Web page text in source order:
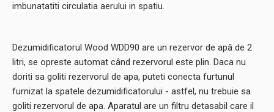
imbunatatiti circulatia aerului in spatiu.
Dezumidificatorul Wood WDD90 are un rezervor de apă de 2
litri, se opreste automat când rezervorul este plin. Daca nu
doriti sa goliti rezervorul de apa, puteti conecta furtunul
furnizat la spatele dezumidificatorului - astfel, nu trebuie sa
goliti rezervorul de apa. Aparatul are un filtru detasabil care il